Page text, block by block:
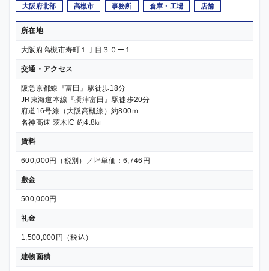
大阪府北部 高槻市 事務所 倉庫・工場 店舗
所在地
大阪府高槻市寿町１丁目３０ー１
交通・アクセス
阪急京都線『富田』駅徒歩18分
JR東海道本線『摂津富田』駅徒歩20分
府道16号線（大阪高槻線）約800ｍ
名神高速 茨木IC 約4.8㎞
賃料
600,000円（税別）／坪単価：6,746円
敷金
500,000円
礼金
1,500,000円（税込）
建物面積